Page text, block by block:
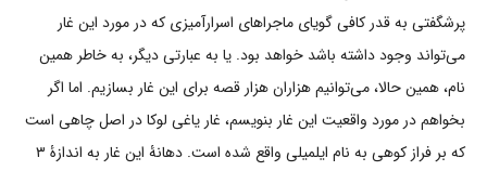
پرشگفتی به قدر کافی گویای ماجراهای اسرارآمیزی که در مورد این غار
می‌تواند وجود داشته باشد خواهد بود. یا به عبارتی دیگر، به خاطر همین
نام، همین حالا، می‌توانیم هزاران هزار قصه برای این غار بسازیم. اما اگر
بخواهم در مورد واقعیت این غار بنویسم، غار یاغی لوکا در اصل چاهی است
که بر فراز کوهی به نام ایلمیلی واقع شده است. دهانۀ این غار به اندازۀ ۳